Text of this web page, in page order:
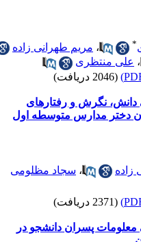
،مریم طهرانی زاده
منتظری
(2046 دریافت)
نگرش و رفتارهای
دختر مدارس متوسطه اول
،سجاد مظلومی
(2371 دریافت)
پسران دانشجو در